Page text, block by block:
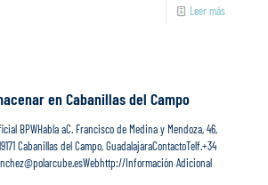
Leer más
en Cabanillas del Campo
BPWHabla aC. Francisco de Medina y Mendoza, 46,
Cabanillas del Campo, GuadalajaraContactoTelf.+34
Información Adicional